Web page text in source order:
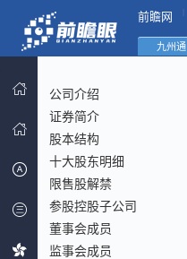
前瞻网
九州通
公司介绍
证券简介
股本结构
十大股东明细
限售股解禁
参股控股子公司
董事会成员
监事会成员